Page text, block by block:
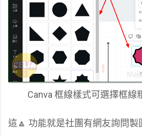
Canva 框線樣式可選擇框線
這🔼 功能就是社團有網友詢問